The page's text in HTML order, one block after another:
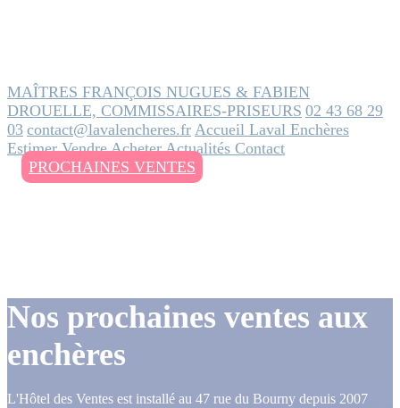
MAÎTRES FRANÇOIS NUGUES & FABIEN
DROUELLE, COMMISSAIRES-PRISEURS 02 43 68 29
03 contact@lavalencheres.fr Accueil Laval Enchères
EstimerVendreAcheterActualités Contact
PROCHAINES VENTES
Nos prochaines ventes aux
enchères
L'Hôtel des Ventes est installé au 47 rue du Bourny depuis 2007